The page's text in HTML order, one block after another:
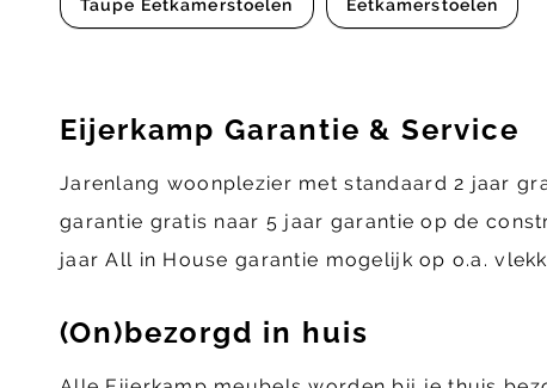
Taupe Eetkamerstoelen Eetkamerstoelen
Eijerkamp Garantie & Service
Jarenlang woonplezier met standaard 2 jaar
garantie gratis naar 5 jaar garantie op de
jaar All in House garantie mogelijk op o.a.
(On)bezorgd in huis